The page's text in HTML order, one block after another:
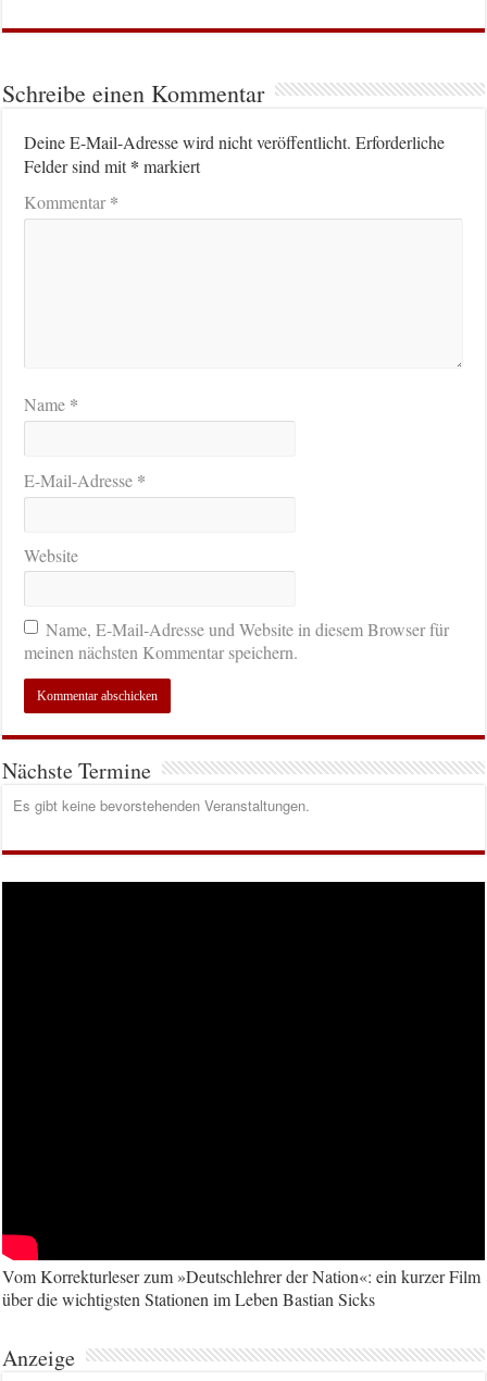
Schreibe einen Kommentar
Deine E-Mail-Adresse wird nicht veröffentlicht. Erforderliche
Felder sind mit* markiert
Kommentar*
Name *
E-Mail-Adresse *
Website
Name, E-Mail-Adresse und Website in diesem Browser für
meinen nächsten Kommentar speichern.
Nächste Termine
Es gibt keine bevorstehenden Veranstaltungen.
Vom Korrekturleser zum »Deutschlehrer der Nation«: ein kurzer Film
über die wichtigsten Stationen im Leben Bastian Sicks
Anzeige